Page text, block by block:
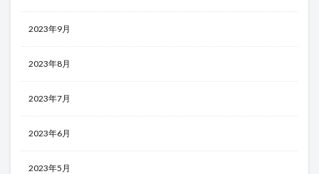
2023年9月
2023年8月
2023年7月
2023年6月
2023年5月